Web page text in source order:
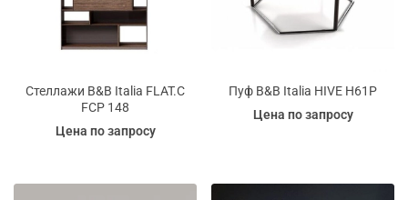
Стеллажи B&B Italia FLAT.C
FCP 148
Цена по запросу
Пуф B&B Italia HIVE H61P
Цена по запросу